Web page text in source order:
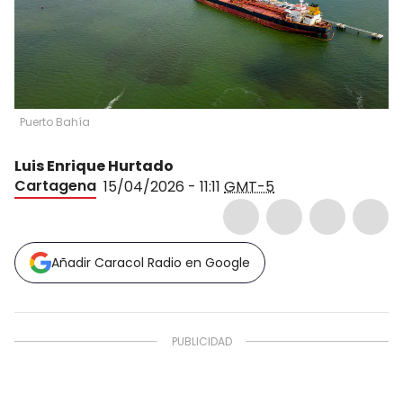
Puerto Bahía
Luis Enrique Hurtado
Cartagena 15/04/2026 - 11:11 GMT-5
Añadir Caracol Radio en Google